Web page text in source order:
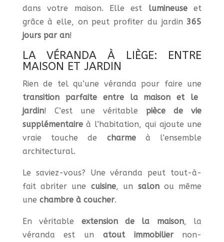
dans votre maison. Elle est lumineuseet
grâce à elle, on peut profiter du jardin365
jours par an!
LA VÉRANDA À LIÈGE: ENTRE
MAISON ET JARDIN
Rien de tel qu’une véranda pour faire une
transition parfaite entre la maison et le
jardin! C’est une véritable pièce de vie
supplémentaireà l’habitation, qui ajoute une
vraie touche de charmeà l’ensemble
architectural.
Le saviez-vous? Une véranda peut tout-à-
fait abriter une cuisine, un salonou même
une chambre à coucher.
En véritable extension de la maison, la
véranda est un atout immobiliernon-